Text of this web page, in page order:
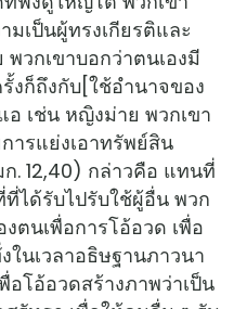
เป็นผู้ทรงเกียรติและ
วกเขาบอกว่าตนเองมี
งก็ถึงกับ[ใช้อำนาจของ
อ เช่น หญิงม่าย พวกเขา
ารแย่งเอาทรัพย์สิน
. 12,40) กล่าวคือ แทนที่
ได้รับไปรับใช้ผู้อื่น พวก
ตนเพื่อการโอ้อวด เพื่อ
ในเวลาอธิษฐานภาวนา
อโอ้อวดสร้างภาพว่าเป็น